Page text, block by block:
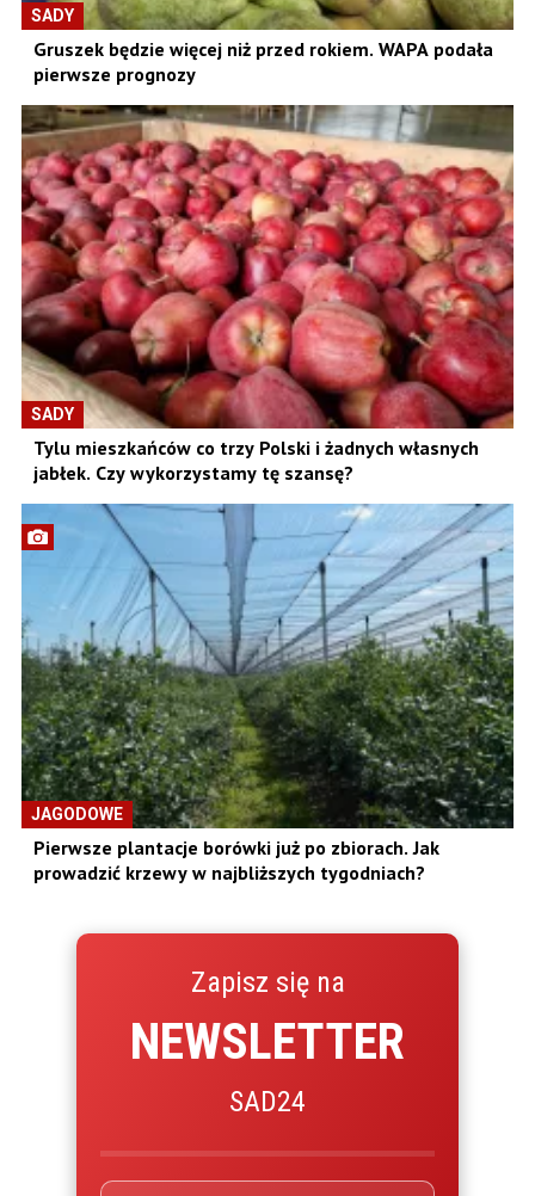
SADY
Gruszek będzie więcej niż przed rokiem. WAPA podała
pierwsze prognozy
SADY
Tylu mieszkańców co trzy Polski i żadnych własnych
jabłek. Czy wykorzystamy tę szansę?
JAGODOWE
Pierwsze plantacje borówki już po zbiorach. Jak
prowadzić krzewy w najbliższych tygodniach?
Zapisz się na
NEWSLETTER
SAD24